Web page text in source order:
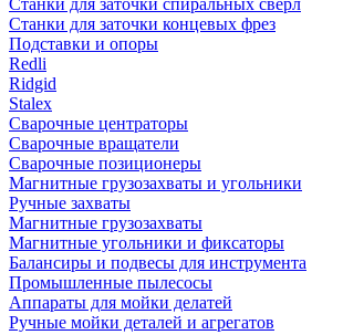
Станки для заточки спиральных сверл
Станки для заточки концевых фрез
Подставки и опоры
Redli
Ridgid
Stalex
Сварочные центраторы
Сварочные вращатели
Сварочные позиционеры
Магнитные грузозахваты и угольники
Ручные захваты
Магнитные грузозахваты
Магнитные угольники и фиксаторы
Балансиры и подвесы для инструмента
Промышленные пылесосы
Аппараты для мойки делатей
Ручные мойки деталей и агрегатов